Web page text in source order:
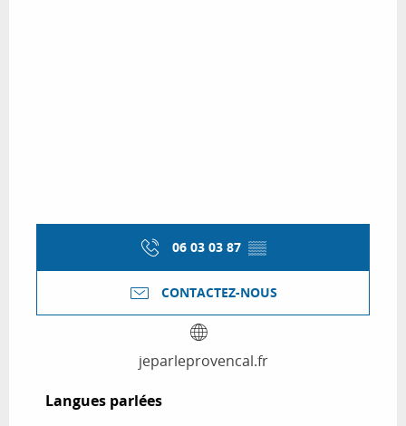
06 03 03 87 ▒▒
CONTACTEZ-NOUS
jeparleprovencal.fr
Langues parlées
Langues parlées